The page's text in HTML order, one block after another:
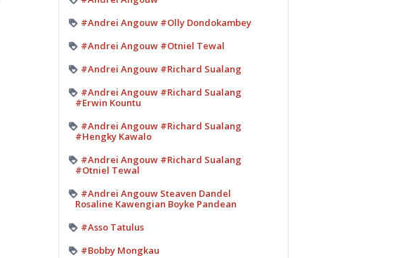
#Andrei Angouw #Olly Dondokambey
#Andrei Angouw #Otniel Tewal
#Andrei Angouw #Richard Sualang
#Andrei Angouw #Richard Sualang
#Erwin Kountu
#Andrei Angouw #Richard Sualang
#Hengky Kawalo
#Andrei Angouw #Richard Sualang
#Otniel Tewal
#Andrei Angouw Steaven Dandel
Rosaline Kawengian Boyke Pandean
#Asso Tatulus
#Bobby Mongkau